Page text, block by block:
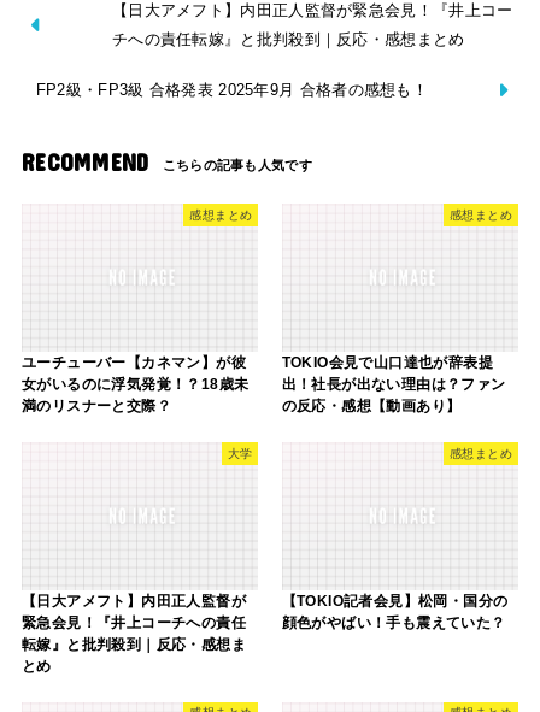
【日大アメフト】内田正人監督が緊急会見！『井上コー
チへの責任転嫁』と批判殺到｜反応・感想まとめ
FP2級・FP3級 合格発表 2025年9月 合格者の感想も！
RECOMMEND
感想まとめ
ユーチューバー【カネマン】が彼
女がいるのに浮気発覚！？18歳未
満のリスナーと交際？
感想まとめ
TOKIO会見で山口達也が辞表提
出！社長が出ない理由は？ファン
の反応・感想【動画あり】
大学
【日大アメフト】内田正人監督が
緊急会見！『井上コーチへの責任
転嫁』と批判殺到｜反応・感想ま
とめ
感想まとめ
【TOKIO記者会見】松岡・国分の
顔色がやばい！手も震えていた？